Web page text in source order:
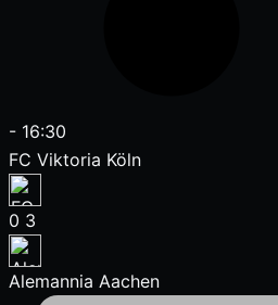
- 16:30
FC Viktoria Köln
0 3
Alemannia Aachen